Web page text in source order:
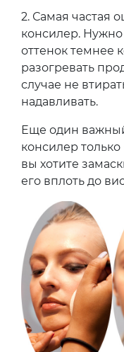
2. Самая частая
консилер.
оттенок темнее
разогревать
случае не
надавливать.
Еще один
консилер только
вы хотите
его вплоть до